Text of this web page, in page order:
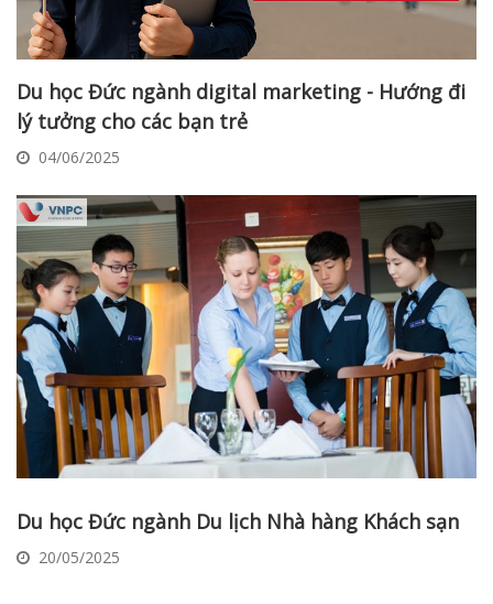
Du học Đức ngành digital marketing - Hướng đi
lý tưởng cho các bạn trẻ
04/06/2025
Du học Đức ngành Du lịch Nhà hàng Khách sạn
20/05/2025